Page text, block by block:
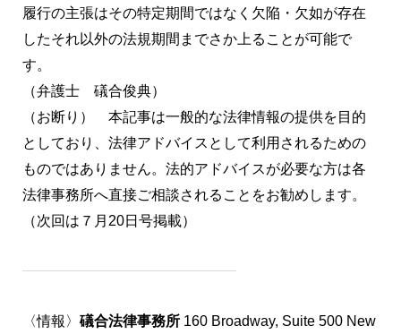
履行の主張はその特定期間ではなく欠陥・欠如が存在
したそれ以外の法規期間までさか上ることが可能で
す。
（弁護士 礒合俊典）
（お断り） 本記事は一般的な法律情報の提供を目的
としており、法律アドバイスとして利用されるための
ものではありません。法的アドバイスが必要な方は各
法律事務所へ直接ご相談されることをお勧めします。
（次回は７月20日号掲載）
〈情報〉 礒合法律事務所 160 Broadway, Suite 500 New